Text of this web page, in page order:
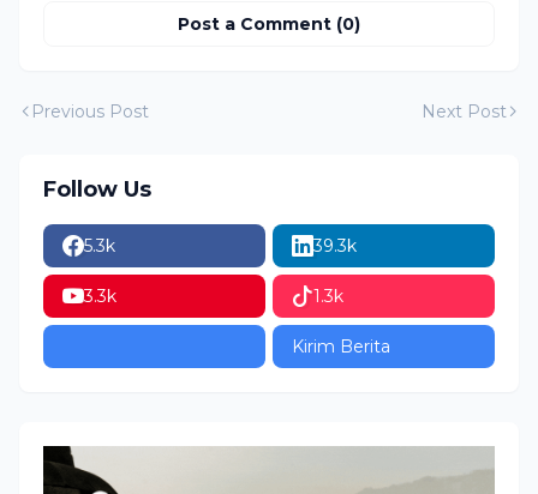
Post a Comment (0)
Previous Post Next Post
Follow Us
5.3k 39.3k
3.3k 1.3k
Kirim Berita